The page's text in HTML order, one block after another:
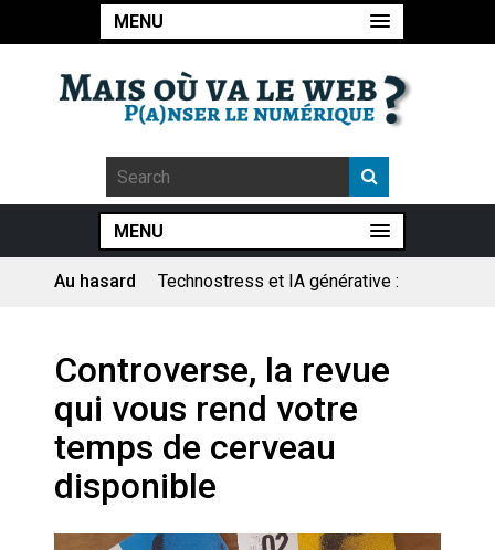
MENU
MENU
Au hasard
Technostress et IA générative :
Pourquoi les études qui
prévoient la fin de l’emploi « à
cause » de l’IA se plantent-
elles toujours ?
Le consultant : une lecture
sociologique
Controverse, la revue
qui vous rend votre
temps de cerveau
disponible